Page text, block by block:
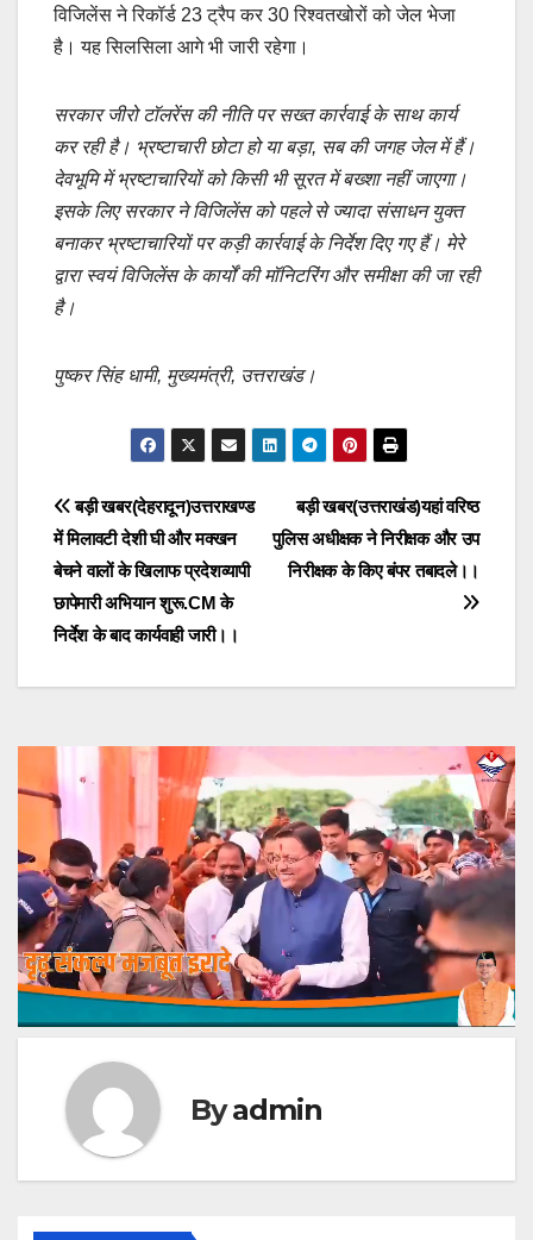
विजिलेंस ने रिकॉर्ड 23 ट्रैप कर 30 रिश्वतखोरों को जेल भेजा
है। यह सिलसिला आगे भी जारी रहेगा।
सरकार जीरो टॉलरेंस की नीति पर सख्त कार्रवाई के साथ कार्य
कर रही है। भ्रष्टाचारी छोटा हो या बड़ा, सब की जगह जेल में हैं।
देवभूमि में भ्रष्टाचारियों को किसी भी सूरत में बख्शा नहीं जाएगा।
इसके लिए सरकार ने विजिलेंस को पहले से ज्यादा संसाधन युक्त
बनाकर भ्रष्टाचारियों पर कड़ी कार्रवाई के निर्देश दिए गए हैं। मेरे
द्वारा स्वयं विजिलेंस के कार्यों की मॉनिटरिंग और समीक्षा की जा रही
है।
पुष्कर सिंह धामी, मुख्यमंत्री, उत्तराखंड।
Post
navigation
बड़ी खबर(उत्तराखंड)यहां वरिष्ठ
पुलिस अधीक्षक ने निरीक्षक और उप
निरीक्षक के किए बंपर तबादले।।
बड़ी खबर(देहरादून)उत्तराखण्ड
में मिलावटी देशी घी और मक्खन
बेचने वालों के खिलाफ प्रदेशव्यापी
छापेमारी अभियान शुरू.CM के
निर्देश के बाद कार्यवाही जारी।।
Byadmin